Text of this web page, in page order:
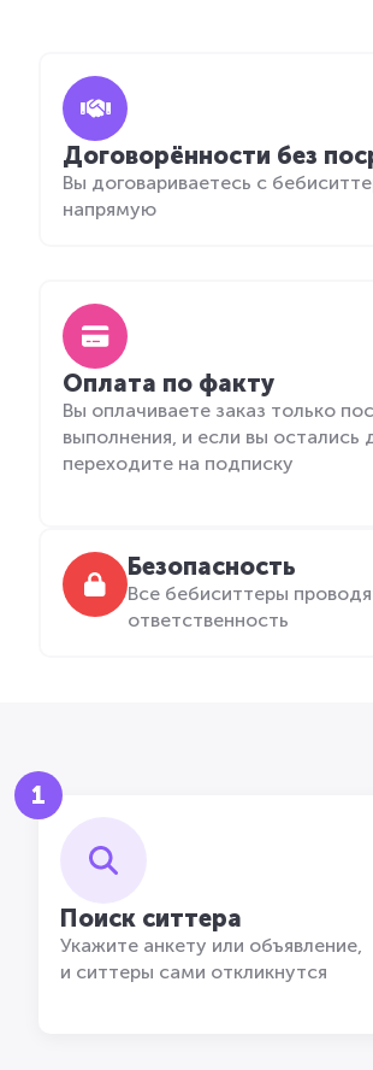
Договорённости без
Вы договариваетесь с
напрямую
Оплата по факту
Вы оплачиваете заказ только
выполнения, и если вы остались
переходите на подписку
Безопасность
Все бебиситтеры
ответственность
1
Поиск ситтера
Укажите анкету или объявление,
и ситтеры сами откликнутся